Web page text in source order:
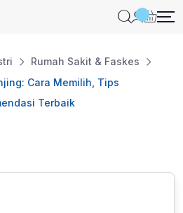
Rumah Sakit & Faskes
Cara Memilih, Tips
Terbaik